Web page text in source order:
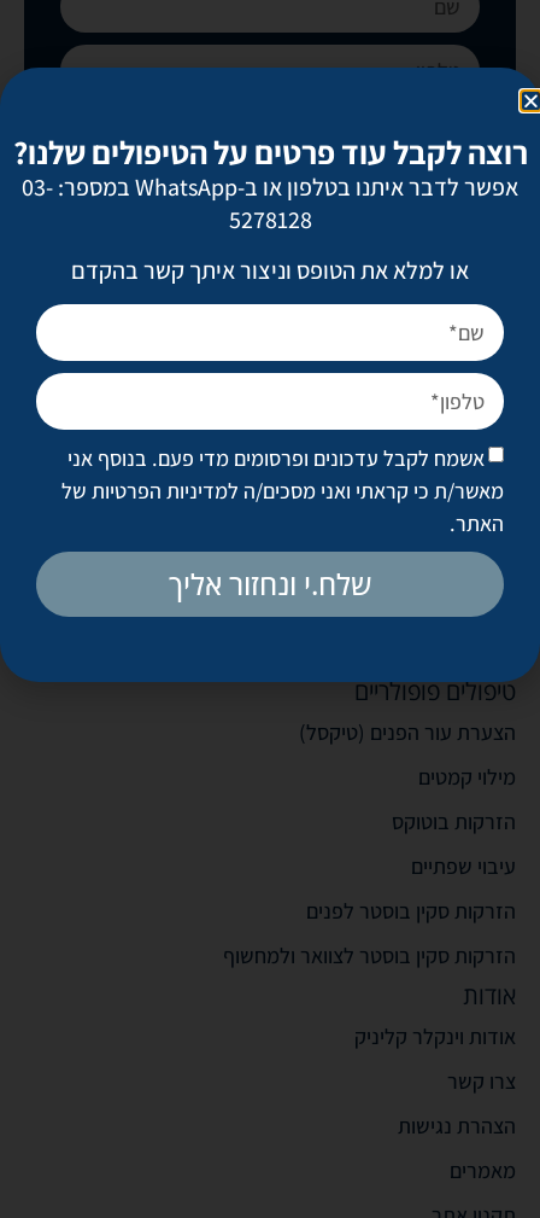
אשמח לקבל עדכונים ופרסומים מדי פעם. בנוסף
אני מאשר/ת כי קראתי ואני מסכים/ה
ניתוחים פופולריים
מתיחת פנים
ניתוח אף
הגדלת חזה
מתיחת בטן
שאיבת שומן מונחית לייזר
טיפולים פופולריים
הצערת עור הפנים (טיקסל)
מילוי קמטים
הזרקות בוטוקס
עיבוי שפתיים
הזרקות סקין בוסטר לפנים
הזרקות סקין בוסטר לצוואר ולמחשוף
אודות
אודות וינקלר קליניק
צרו קשר
הצהרת נגישות
מאמרים
רוצה לקבל עוד פרטים על הטיפולים שלנו?
אפשר לדבר איתנו בטלפון או ב-WhatsApp במספר: 03-
5278128
או למלא את הטופס וניצור איתך קשר בהקדם
אשמח לקבל עדכונים ופרסומים מדי פעם. בנוסף אני
מאשר/ת כי קראתי ואני מסכים/ה למדיניות הפרטיות של
האתר.
שלח.י ונחזור אליך